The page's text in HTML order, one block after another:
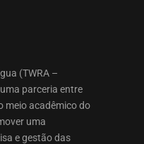
(TWRA –
parceria entre
meio acadêmico do
uma
e gestão das